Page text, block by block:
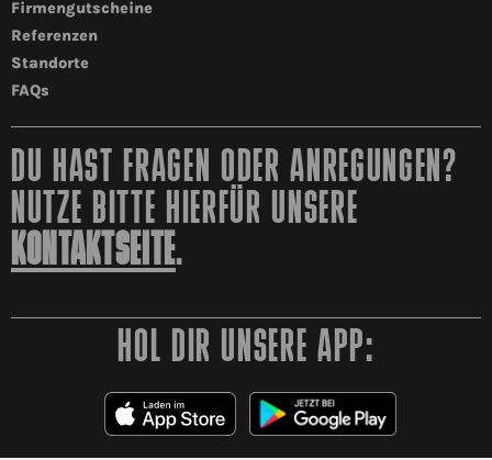
Firmengutscheine
Referenzen
Standorte
FAQs
DU HAST FRAGEN ODER ANREGUNGEN?
NUTZE BITTE HIERFÜR UNSERE
KONTAKTSEITE.
HOL DIR UNSERE APP: